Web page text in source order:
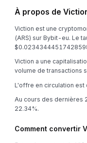
À propos de
Viction est une
(ARS) sur Bybit-eu. Le
Viction a une
volume de transactions
L'offre en circulation est
Au cours des dernières
22.34%.
Comment convertir